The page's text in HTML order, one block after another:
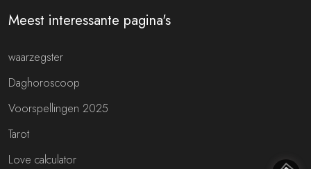
Meest interessante pagina's
waarzegster
Daghoroscoop
Voorspellingen 2025
Tarot
Love calculator